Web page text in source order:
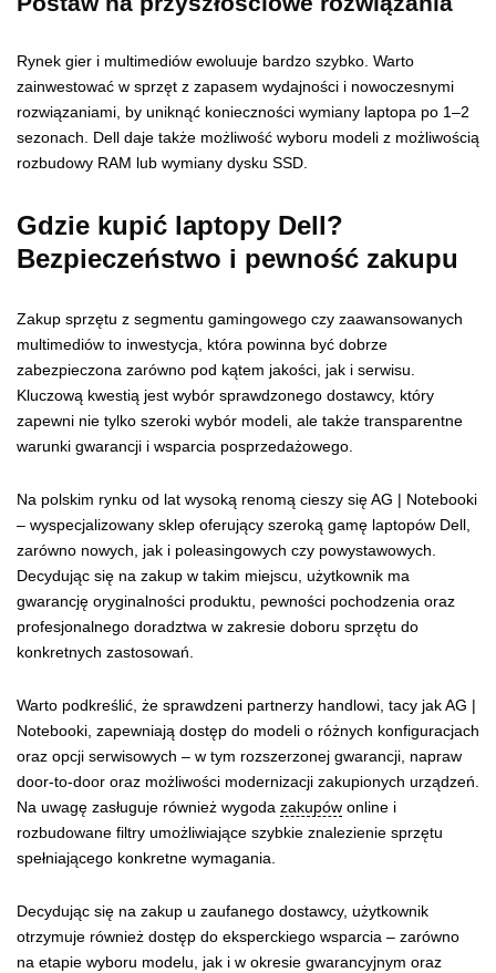
Rynek gier i multimediów ewoluuje bardzo szybko. Warto
zainwestować w sprzęt z zapasem wydajności i nowoczesnymi
rozwiązaniami, by uniknąć konieczności wymiany laptopa po 1–2
sezonach. Dell daje także możliwość wyboru modeli z możliwością
rozbudowy RAM lub wymiany dysku SSD.
Gdzie kupić laptopy Dell?
Bezpieczeństwo i pewność zakupu
Zakup sprzętu z segmentu gamingowego czy zaawansowanych
multimediów to inwestycja, która powinna być dobrze
zabezpieczona zarówno pod kątem jakości, jak i serwisu.
Kluczową kwestią jest wybór sprawdzonego dostawcy, który
zapewni nie tylko szeroki wybór modeli, ale także transparentne
warunki gwarancji i wsparcia posprzedażowego.
Na polskim rynku od lat wysoką renomą cieszy się AG | Notebooki
– wyspecjalizowany sklep oferujący szeroką gamę laptopów Dell,
zarówno nowych, jak i poleasingowych czy powystawowych.
Decydując się na zakup w takim miejscu, użytkownik ma
gwarancję oryginalności produktu, pewności pochodzenia oraz
profesjonalnego doradztwa w zakresie doboru sprzętu do
konkretnych zastosowań.
Warto podkreślić, że sprawdzeni partnerzy handlowi, tacy jak AG |
Notebooki, zapewniają dostęp do modeli o różnych konfiguracjach
oraz opcji serwisowych – w tym rozszerzonej gwarancji, napraw
door-to-door oraz możliwości modernizacji zakupionych urządzeń.
Na uwagę zasługuje również wygoda zakupów online i
rozbudowane filtry umożliwiające szybkie znalezienie sprzętu
spełniającego konkretne wymagania.
Decydując się na zakup u zaufanego dostawcy, użytkownik
otrzymuje również dostęp do eksperckiego wsparcia – zarówno
na etapie wyboru modelu, jak i w okresie gwarancyjnym oraz